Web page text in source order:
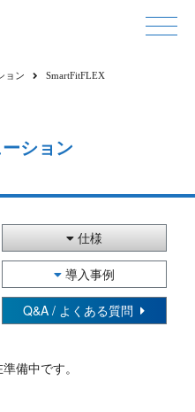
ョン SmartFitFLEX
ション
仕様
導入事例
Q&A / よくある質問
備中です。